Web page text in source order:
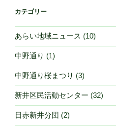
ー
シ
ョ
ン
カテゴリー
あらい地域ニュース (10)
中野通り (1)
中野通り桜まつり (3)
新井区民活動センター (32)
日赤新井分団 (2)